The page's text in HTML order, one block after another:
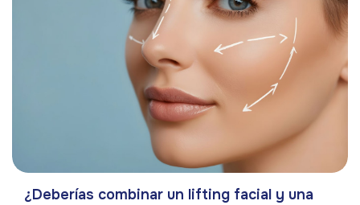
¿Deberías combinar un lifting facial y una